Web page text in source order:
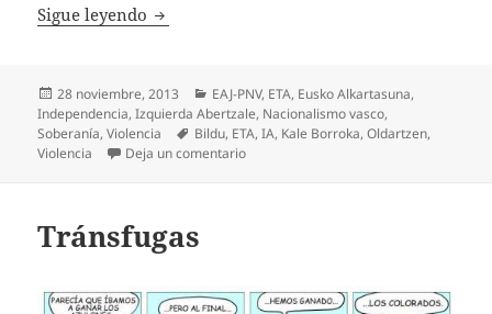
Sigue leyendo De la socialización del sufrimiento a la
Publicado
el
28 noviembre, 2013 Categorías
EAJ-PNV, ETA, Eusko Alkartasuna,
Independencia,Izquierda Abertzale, Nacionalismo vasco,
Soberanía,Violencia Etiquetas
Bildu, ETA,IA, Kale Borroka,Oldartzen,
Violencia
Deja un comentarioen De la socialización del sufrimiento a
Tránsfugas